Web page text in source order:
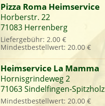
Pizza Roma Heimservice
Horberstr. 22
71083 Herrenberg
Liefergebühr: 2.00 €
Mindestbestellwert: 20.00 €
Heimservice La Mamma
Hornisgrindeweg 2
71063 Sindelfingen-Spitzholz
Mindestbestellwert: 20.00 €